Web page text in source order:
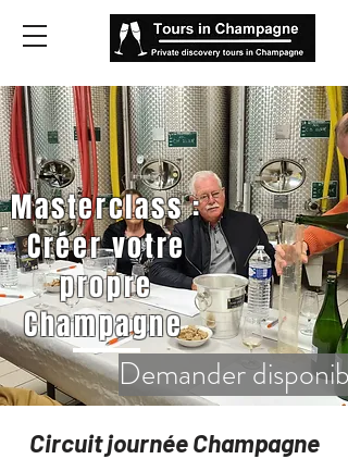
Masterclass :
Créer votre
propre
Champagne
Demander
Circuit journée Champagne